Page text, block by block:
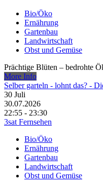
Bio/Öko
Ernährung
Gartenbau
Landwirtschaft
Obst und Gemüse
Prächtige Blüten – bedrohte
More Info
Selber garteln - lohnt das? -
30 Juli
30.07.2026
22:55 - 23:30
3sat Fernsehen
Bio/Öko
Ernährung
Gartenbau
Landwirtschaft
Obst und Gemüse